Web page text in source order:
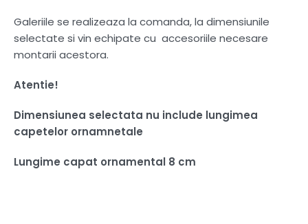
Galeriile se realizeaza la comanda, la dimensiunile
selectate si vin echipate cu accesoriile necesare
montarii acestora.
Atentie!
Dimensiunea selectata nu include lungimea
capetelor ornamnetale
Lungime capat ornamental 8 cm